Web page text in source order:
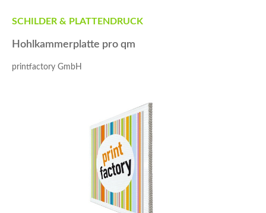
SCHILDER & PLATTENDRUCK
Hohlkammerplatte pro qm
printfactory GmbH